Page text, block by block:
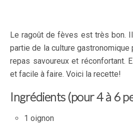
Le ragoût de fèves est très bon.
partie de la culture
repas savoureux et réconfortant.
et facile à faire. Voici la recette!
Ingrédients (pour 4 à 6
1 oignon